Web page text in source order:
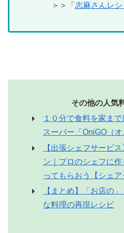
＞＞「 志麻さんレ
その他の人気
１０分で食料を家ま
スーパー「OniGO（オ
【出張シェフサービ
ン｜プロのシェフに
ってもらおう【シェア
【まとめ】「お店の
な料理の再現レシピ